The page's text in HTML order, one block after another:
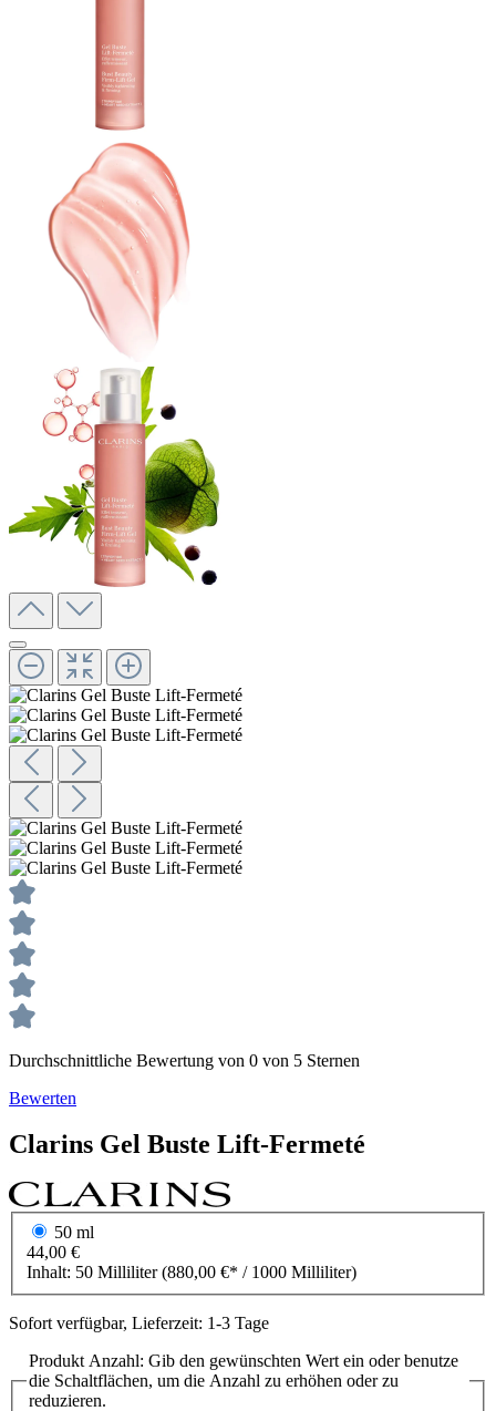
Durchschnittliche Bewertung von 0 von 5 Sternen
Bewerten
Clarins Gel Buste Lift-Fermeté
50 ml
44,00 €
Inhalt: 50 Milliliter(880,00 €* / 1000 Milliliter)
Sofort verfügbar, Lieferzeit: 1-3 Tage
Produkt Anzahl: Gib den gewünschten Wert ein oder benutze
die Schaltflächen, um die Anzahl zu erhöhen oder zu
reduzieren.